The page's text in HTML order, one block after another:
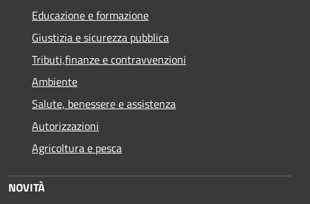
Educazione e formazione
Giustizia e sicurezza pubblica
Tributi,finanze e contravvenzioni
Ambiente
Salute, benessere e assistenza
Autorizzazioni
Agricoltura e pesca
NOVITÀ